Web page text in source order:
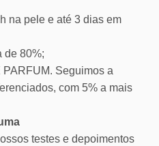
na pele e até 3 dias em
de 80%;
PARFUM. Seguimos a
com 5% a mais
testes e depoimentos